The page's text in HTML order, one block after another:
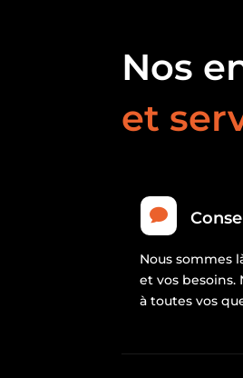
Nos
et

Nous sommes
et vos besoins.
à toutes vos